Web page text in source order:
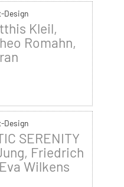
Design
Kleil,
Romahn,
Design
SERENITY
Friedrich
Wilkens